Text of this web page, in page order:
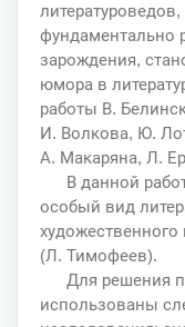
фундаментально
зарождения,
юмора в
работы В.
И. Волкова, Ю.
А. Макаряна, Л.
В данной
особый вид
художественного
(Л. Тимофеев).
Для решения
использованы